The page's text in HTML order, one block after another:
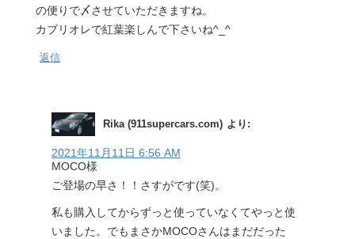
の便りで〆させていただきますね。
カブリオレで紅葉楽しんで下さいね^_^
返信
Rika (911supercars.com) より:
2021年11月11日 6:56 AM
MOCO様
ご登場の早さ！！さすがです(笑)。
私も購入してからずっと使っていなくてやっと使
いました。でもまさかMOCOさんはまだだった